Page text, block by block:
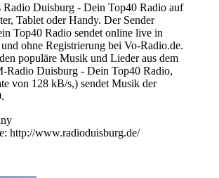
Radio Duisburg - Dein Top40 Radio auf
Tablet oder Handy. Der Sender
Top40 Radio sendet online live in
ohne Registrierung bei Vo-Radio.de.
populäre Musik und Lieder aus dem
Radio Duisburg - Dein Top40 Radio,
von 128 kB/s,) sendet Musik der
http://www.radioduisburg.de/